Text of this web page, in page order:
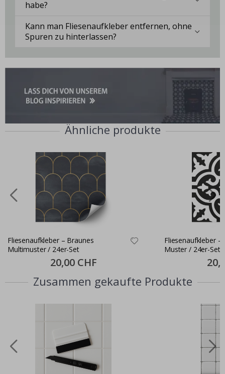
habe?
Kann man Fliesenaufkleber entfernen, ohne
Spuren zu hinterlassen?
Ähnliche produkte
Fliesenaufkleber – Braunes
Multimuster / 24er-Set
Special
Price
20,00 CHF
Fliesenaufkleber –
Muster / 24er-Set
Price
Zusammen gekaufte Produkte